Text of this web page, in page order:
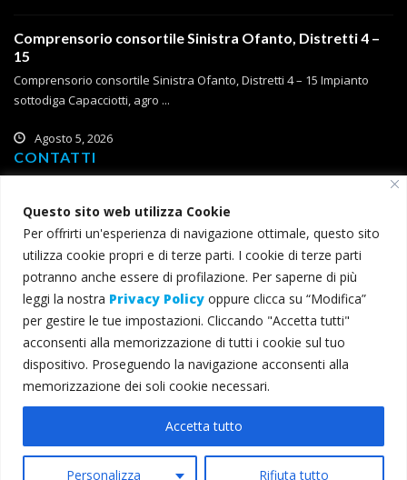
Questo sito web utilizza Cookie
Per offrirti un'esperienza di navigazione ottimale, questo sito
utilizza cookie propri e di terze parti. I cookie di terze parti
potranno anche essere di profilazione. Per saperne di più
leggi la nostra Privacy Policy oppure clicca su “Modifica”
per gestire le tue impostazioni. Cliccando "Accetta tutti"
acconsenti alla memorizzazione di tutti i cookie sul tuo
dispositivo. Proseguendo la navigazione acconsenti alla
memorizzazione dei soli cookie necessari.
Personalizza Rifiuta tutto
Accetta tutto
Comprensorio consortile Sinistra Ofanto, Distretti 4 –
15
Comprensorio consortile Sinistra Ofanto, Distretti 4 – 15 Impianto
sottodiga Capacciotti, agro ...
Agosto 5, 2026
CONTATTI
71121 Foggia
T (+39) 0881 785 111
F (+39) 0881 774 634
consorzio@bonificacapitanata.it
consorzio@pec.bonificacapitanata.it
© 2022 Consorzio per la Bonifica della Capitanata - Tutti i diritti
riservati - C.F. 00345000715 -Privacy e cookie
CreditiL&G Solution